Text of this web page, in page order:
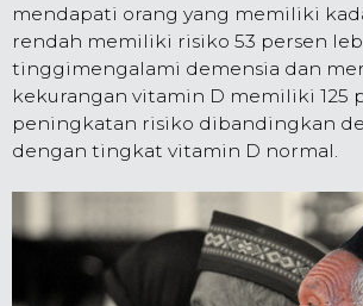
mendapati orang yang memiliki
rendah memiliki risiko 53 persen
tinggimengalami demensia dan
kekurangan vitamin D memiliki 125
peningkatan risiko dibandingkan
dengan tingkat vitamin D normal.